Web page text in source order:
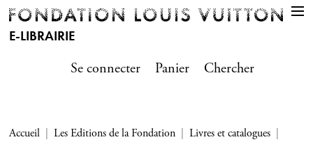
E-LIBRAIRIE
Se connecter
Panier Chercher
Accueil Les Editions de la Fondation
Livres et catalogues